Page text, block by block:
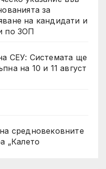
за
на кандидати и
по ЗОП
СЕУ: Системата ще
на 10 и 11 август
средновековните
„Калето